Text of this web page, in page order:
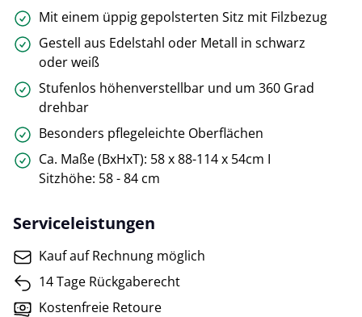
Mit einem üppig gepolsterten Sitz mit Filzbezug
Gestell aus Edelstahl oder Metall in schwarz
oder weiß
Stufenlos höhenverstellbar und um 360 Grad
drehbar
Besonders pflegeleichte Oberflächen
Ca. Maße (BxHxT): 58 x 88-114 x 54cm I
Sitzhöhe: 58 - 84 cm
Serviceleistungen
Kauf auf Rechnung möglich
14 Tage Rückgaberecht
Kostenfreie Retoure